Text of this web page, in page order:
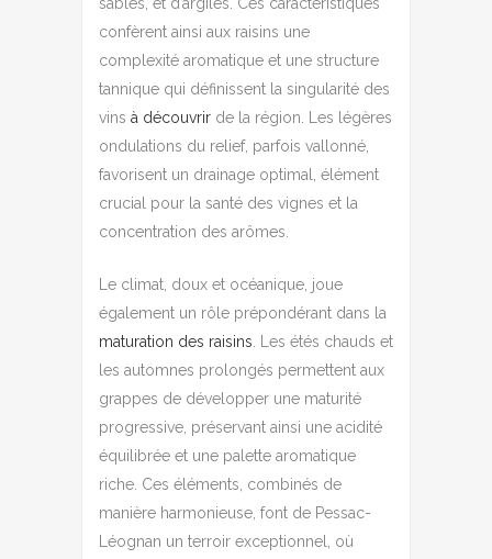
confèrent ainsi aux raisins une
complexité aromatique et une structure
tannique qui définissent la singularité des
vins à découvrir de la région. Les légères
ondulations du relief, parfois vallonné,
favorisent un drainage optimal, élément
crucial pour la santé des vignes et la
concentration des arômes.
Le climat, doux et océanique, joue
également un rôle prépondérant dans la
maturation des raisins . Les étés chauds et
les automnes prolongés permettent aux
grappes de développer une maturité
progressive, préservant ainsi une acidité
équilibrée et une palette aromatique
riche. Ces éléments, combinés de
manière harmonieuse, font de Pessac-
Léognan un terroir exceptionnel, où